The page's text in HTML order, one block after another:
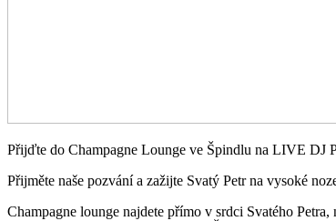
Přijďte do Champagne Lounge ve Špindlu na LIVE DJ
Přijměte naše pozvání a zažijte Svatý Petr na vysoké
Champagne lounge najdete přímo v srdci Svatého